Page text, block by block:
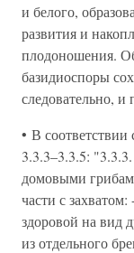
и белого,
развития и
плодоношения.
базидиоспоры
следовательно,
• В
3.3.3–3.3.5:
домовыми
части с
здоровой на вид
из отдельного